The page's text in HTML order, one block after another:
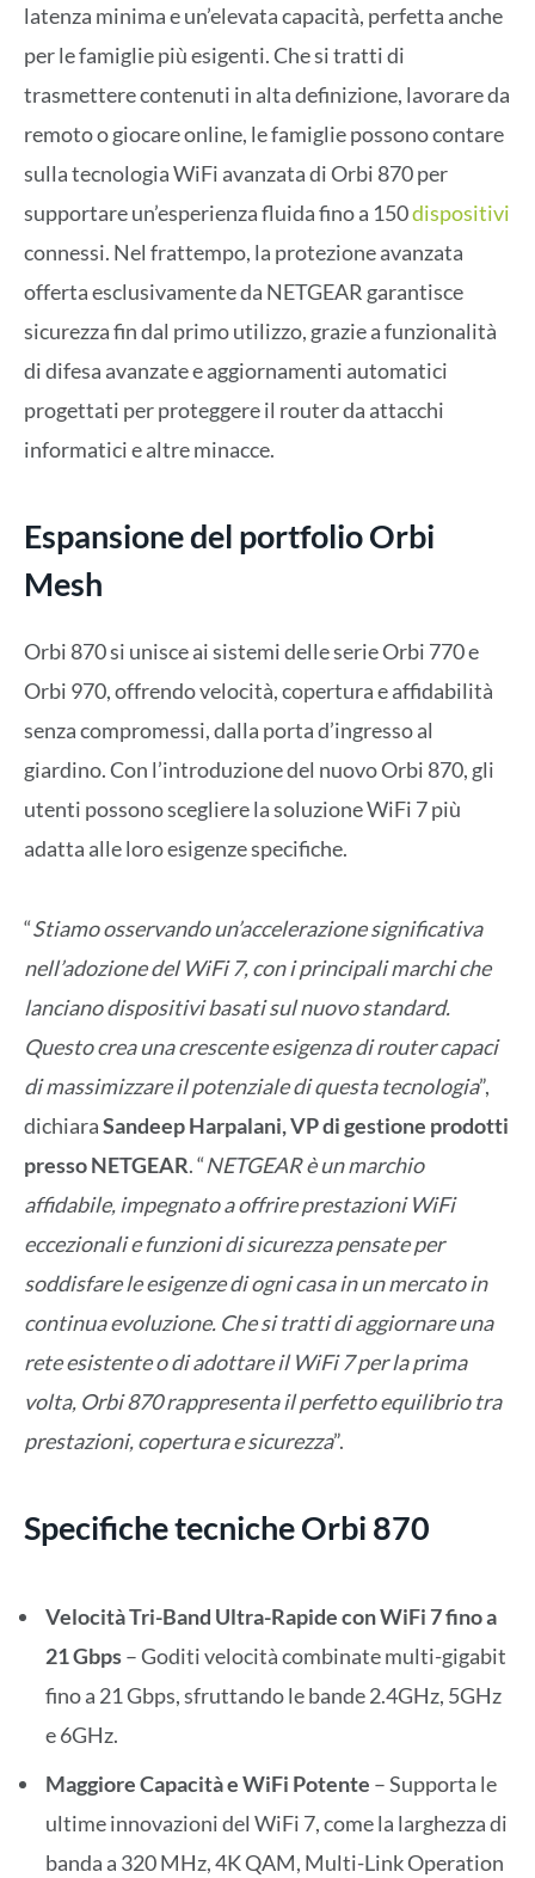
latenza minima e un’elevata capacità, perfetta anche
per le famiglie più esigenti. Che si tratti di
trasmettere contenuti in alta definizione, lavorare da
remoto o giocare online, le famiglie possono contare
sulla tecnologia WiFi avanzata di Orbi 870 per
supportare un’esperienza fluida fino a 150dispositivi
connessi. Nel frattempo, la protezione avanzata
offerta esclusivamente da NETGEAR garantisce
sicurezza fin dal primo utilizzo, grazie a funzionalità
di difesa avanzate e aggiornamenti automatici
progettati per proteggere il router da attacchi
informatici e altre minacce.
Espansione del portfolio Orbi
Mesh
Orbi 870 si unisce ai sistemi delle serie Orbi 770 e
Orbi 970, offrendo velocità, copertura e affidabilità
senza compromessi, dalla porta d’ingresso al
giardino. Con l’introduzione del nuovo Orbi 870, gli
utenti possono scegliere la soluzione WiFi 7 più
adatta alle loro esigenze specifiche.
“Stiamo osservando un’accelerazione significativa
nell’adozione del WiFi 7, con i principali marchi che
lanciano dispositivi basati sul nuovo standard.
Questo crea una crescente esigenza di router capaci
di massimizzare il potenziale di questa tecnologia”,
dichiaraSandeep Harpalani, VP di gestione prodotti
presso NETGEAR. “NETGEAR è un marchio
affidabile, impegnato a offrire prestazioni WiFi
eccezionali e funzioni di sicurezza pensate per
soddisfare le esigenze di ogni casa in un mercato in
continua evoluzione. Che si tratti di aggiornare una
rete esistente o di adottare il WiFi 7 per la prima
volta, Orbi 870 rappresenta il perfetto equilibrio tra
prestazioni, copertura e sicurezza”.
Specifiche tecniche Orbi 870
Velocità Tri-Band Ultra-Rapide con WiFi 7 fino a
21 Gbps– Goditi velocità combinate multi-gigabit
fino a 21 Gbps, sfruttando le bande 2.4GHz, 5GHz
e 6GHz.
Maggiore Capacità e WiFi Potente – Supporta le
ultime innovazioni del WiFi 7, come la larghezza di
banda a 320 MHz, 4K QAM, Multi-Link Operation